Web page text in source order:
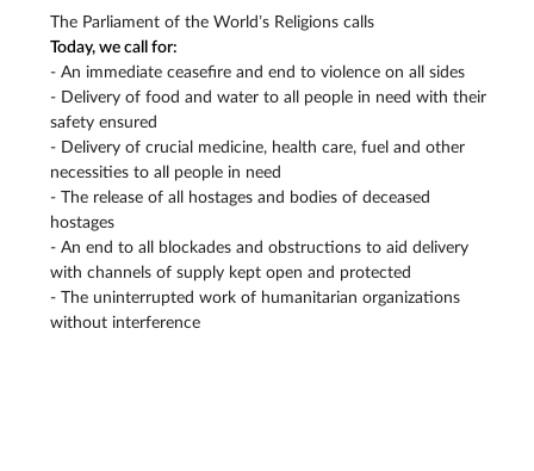
The Parliament of the World’s Religions calls
Today, we call for:
- An immediate ceasefire and end to violence on all sides
- Delivery of food and water to all people in need with their
safety ensured
- Delivery of crucial medicine, health care, fuel and other
necessities to all people in need
- The release of all hostages and bodies of deceased
hostages
- An end to all blockades and obstructions to aid delivery
with channels of supply kept open and protected
- The uninterrupted work of humanitarian organizations
without interference